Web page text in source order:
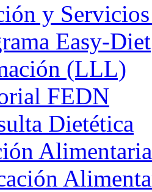
y
Easy-Diet
(LLL)
FEDN
Dietética
Alimentaria